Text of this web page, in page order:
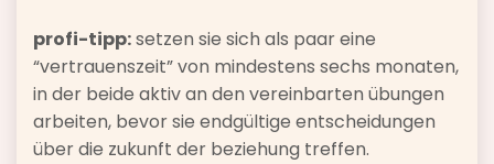
profi-tipp:setzen sie sich als paar eine
“vertrauenszeit” von mindestens sechs monaten,
in der beide aktiv an den vereinbarten übungen
arbeiten, bevor sie endgültige entscheidungen
über die zukunft der beziehung treffen.